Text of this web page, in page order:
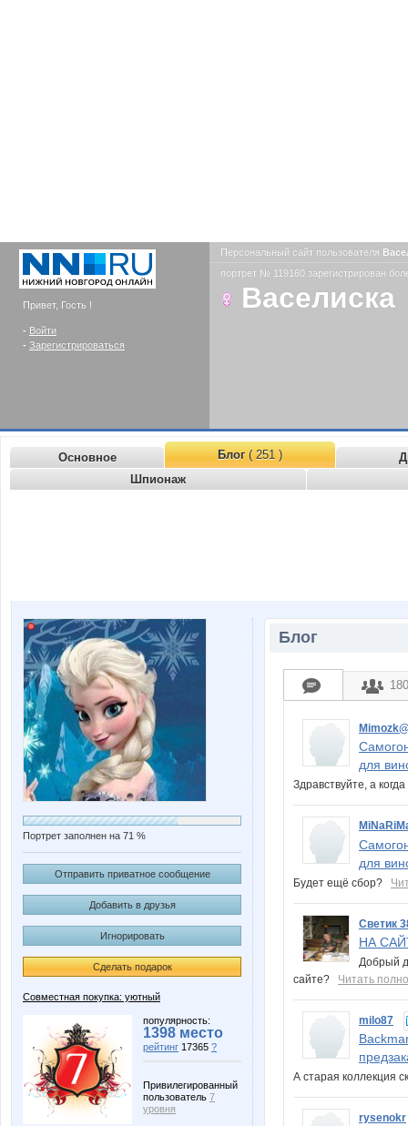
Привет, Гость !
- Войти
- Зарегистрироваться
Персональный сайт пользователя
портрет № 119160 зарегистрирован
Васелиска
Основное Блог( 251 )
Шпионаж
Портрет заполнен на 71 %
Отправить приватное сообщение
Добавить в друзья
Игнорировать
Сделать подарок
Совместная покупка: уютный
популярность:
1398 место
рейтинг 17365 ?
Привилегированный
пользователь 7
уровня
Блог
для
Здравствуйте, а
для
Будет ещё сбор?
Светик
НА
Добрый
сайте? Читать
milo87
А старая коллекция
rysenokr